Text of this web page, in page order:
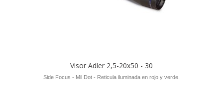
Visor Adler 2,5-20x50 - 30
Side Focus - Mil Dot - Reticula iluminada en rojo y verde.